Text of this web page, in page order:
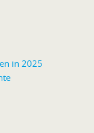
in 2025